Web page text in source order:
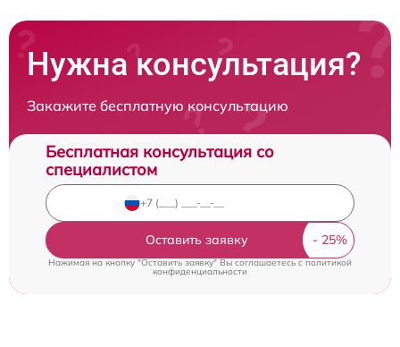
Нужна консультация?
Закажите бесплатную консультацию
Бесплатная консультация со
специалистом
Оставить заявку
Нажимая на кнопку "Оставить заявку" Вы соглашаетесь cполитикой
конфиденциальности